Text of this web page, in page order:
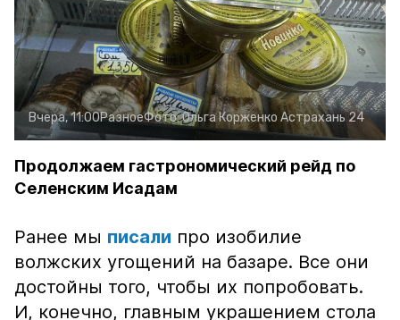
Вчера, 11:00РазноеФото:Ольга Корженко Астрахань 24
Продолжаем гастрономический рейд по
Селенским Исадам
Ранее мы писали про изобилие
волжских угощений на базаре. Все они
достойны того, чтобы их попробовать.
И, конечно, главным украшением стола